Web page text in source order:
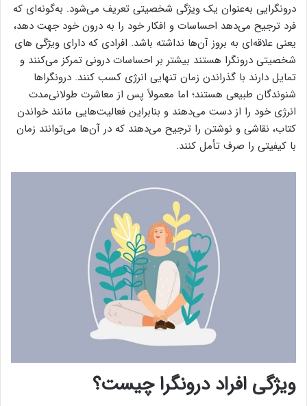
درونگرایی به‌عنوان یک ویژگی شخصیتی تعریف می‌شود. به‌گونه‌ای که
فرد ترجیح می‌دهد احساسات و افکار خود را به درون خود جهت دهد،
یعنی علاقه‌ای به بروز آن‌ها نداشته باشد. افرادی که دارای ویژگی های
شخصیتی درونگرا هستند بیشتر بر احساسات درونی تمرکز می‌کنند و
تمایل دارند با گذراندن زمان تنهایی انرژی کسب کنند. درونگراها
شنوندگان طبیعی هستند؛ اما معمولاً پس از معاشرت طولانی‌مدت
انرژی خود را از دست می‌دهند و بنابراین فعالیت‌هایی مانند خواندن
کتاب، نقاشی و نوشتن را ترجیح می‌دهند که در آن‌ها می‌توانند زمان
با کیفیتی را صرف تأمل کنند.
ویژگی افراد درونگراچیست؟